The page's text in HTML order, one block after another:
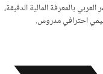
بالمعرفة المالية الدقيقة،
احترافي مدروس.